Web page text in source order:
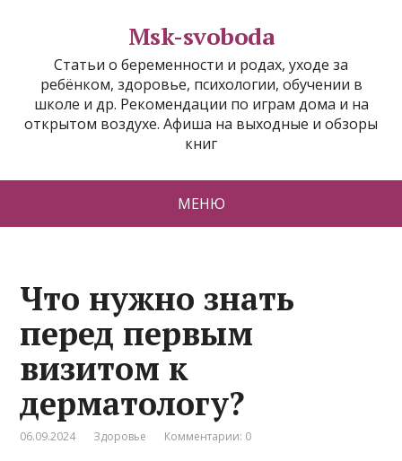
Msk-svoboda
Статьи о беременности и родах, уходе за
ребёнком, здоровье, психологии, обучении в
школе и др. Рекомендации по играм дома и на
открытом воздухе. Афиша на выходные и обзоры
книг
МЕНЮ
Что нужно знать
перед первым
визитом к
дерматологу?
06.09.2024 Здоровье Комментарии: 0